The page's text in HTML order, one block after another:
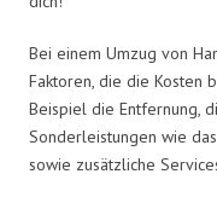
Bei einem Umzug von
Faktoren, die die Kosten
Beispiel die Entfernung,
Sonderleistungen wie
sowie zusätzliche